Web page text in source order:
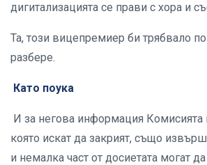
дигитализацията се прави с хора и
Та, този вицепремиер би трябвало
разбере.
Като поука
И за негова информация Комисията
която искат да закрият, също
и немалка част от досиетата могат да